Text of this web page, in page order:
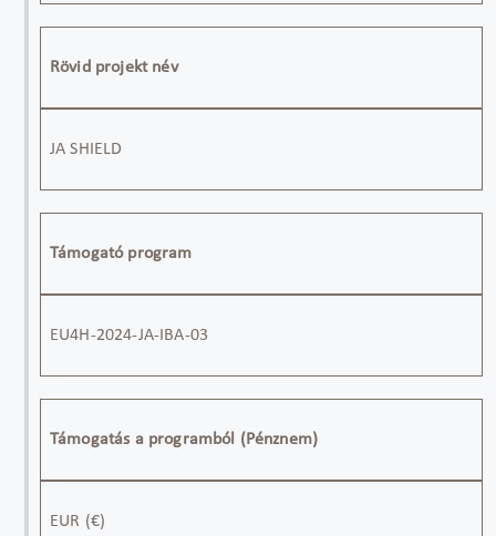
Rövid projekt név
JA SHIELD
Támogató program
EU4H-2024-JA-IBA-03
Támogatás a programból (Pénznem)
EUR (€)